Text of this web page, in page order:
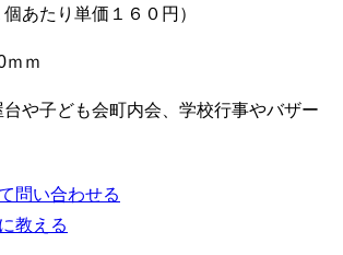
あたり単価１６０円）
ｍｍ
や子ども会町内会、学校行事やバザー
問い合わせる
教える